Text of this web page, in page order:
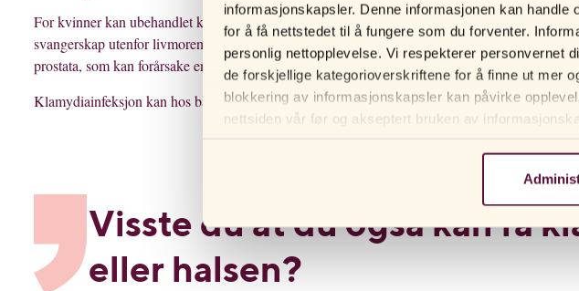
informasjonskapsler. Denne informasjonen kan
for å få nettstedet til å fungere som du forventer.
personlig nettopplevelse. Vi respekterer personvernet
de forskjellige kategorioverskriftene for å finne ut mer
blokkering av informasjonskapsler kan påvirke
nettsiden vår før og akseptert bruken av
For kvinner kan ubehandlet klamydia lede til egglederbetennelse. Egglederne kan skades så
svangerskap utenfor livmoren øker (ektopisk svangerskap). For menn kan ubehandlet
prostata, som kan forårsake en nedsatt evne til å få barn.
Klamydiainfeksjon kan hos både menn og kvinner forårsake øyebetennelse og leddproblemer.
Visste du at du også kan få
eller halsen?